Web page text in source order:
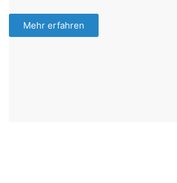
Mehr erfahren